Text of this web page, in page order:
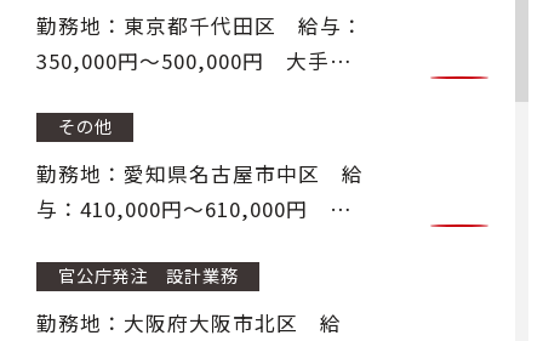
勤務地：東京都千代田区 給与：
350,000円〜500,000円 大手建
ント会社からの建設関連業 務に
関する調査・設計・積算・施工管
理などのルート営業
その他
勤務地：愛知県名古屋市中区 給
与：410,000円〜610,000円 官
官公庁発注 設計業務
勤務地：大阪府大阪市北区 給